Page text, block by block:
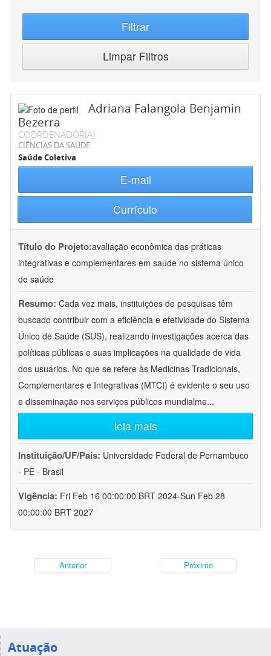
Filtrar
Limpar Filtros
Adriana Falangola Benjamin
Bezerra
COORDENADOR(A)
CIÊNCIAS DA SAÚDE
Saúde Coletiva
E-mail
Currículo
Título do Projeto:avaliação econômica das práticas
integrativas e complementares em saúde no sistema único
de saúde
Resumo: Cada vez mais, instituições de pesquisas têm
buscado contribuir com a eficiência e efetividade do Sistema
Único de Saúde (SUS), realizando investigações acerca das
políticas públicas e suas implicações na qualidade de vida
dos usuários. No que se refere às Medicinas Tradicionais,
Complementares e Integrativas (MTCI) é evidente o seu uso
e disseminação nos serviços públicos mundialme...
leia mais
Instituição/UF/País: Universidade Federal de Pernambuco
- PE - Brasil
Vigência: Fri Feb 16 00:00:00 BRT 2024-Sun Feb 28
00:00:00 BRT 2027
Anterior Próximo
Atuação